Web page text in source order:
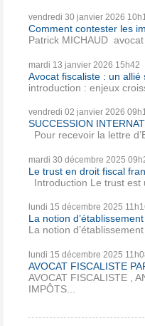
vendredi 30 janvier 2026
Comment contester les
Patrick MICHAUD
mardi 13 janvier 2026 15h42
Avocat fiscaliste : un allié
introduction : enjeux
vendredi 02 janvier 2026
SUCCESSION
Pour recevoir la lettre
mardi 30 décembre 2025
Le trust en droit fiscal
Introduction Le trust est
lundi 15 décembre 2025
La notion
La notion
lundi 15 décembre 2025
AVOCAT FISCALISTE
AVOCAT FISCALISTE ,
IMPÔTS...